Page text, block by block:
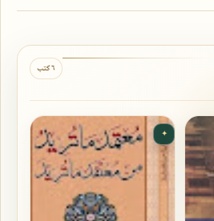
٦ كتب
✦